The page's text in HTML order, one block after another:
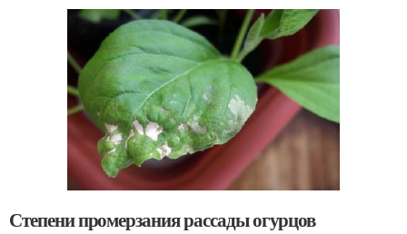
Степени промерзания рассады огурцов